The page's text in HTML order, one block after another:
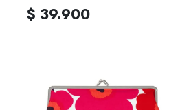
$ 39.900